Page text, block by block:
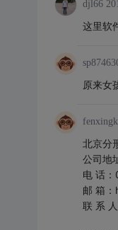
djl66
这里软
原来女
北京分
公司地
电 话
邮 箱
联 系